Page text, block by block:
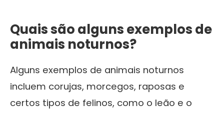
Quais são alguns exemplos de
animais noturnos?
Alguns exemplos de animais noturnos
incluem corujas, morcegos, raposas e
certos tipos de felinos, como o leão e o